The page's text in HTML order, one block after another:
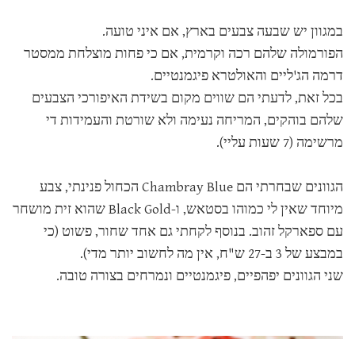
במגוון יש שבעה צבעים בארץ, אם איני טועה.
הפורמולה שלהם רכה וקרמית, אם כי פחות מוצלחת ממסטר
דרמה הג'ליים והאולטרא פיגמנטיים.
בכל זאת, לדעתי הם שווים מקום בשידת האיפורכי הצבעים
שלהם בוהקים, המריחה נעימה ולא שורטת והעמידות די
מרשימה (7 שעות עליי).
הגוונים שבחרתי הם Chambray Blue הכחול פנינתי, צבע
מיוחד שאין לי כמוהו בסטאש, ו-Black Gold שהוא זית מושחר
עם ספארקל זהוב. בנוסף לקחתי גם אחד שחור, פשוט (כי
במבצע של 3 ב-27 ש"ח, אין מה לחשוב יותר מדי).
שני הגוונים יפהפיים, פיגמנטיים ונמרחים בצורה טובה.